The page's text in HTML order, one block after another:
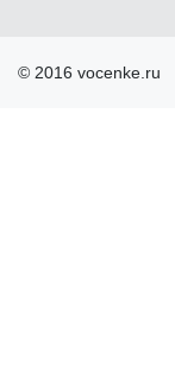
© 2016 vocenke.ru